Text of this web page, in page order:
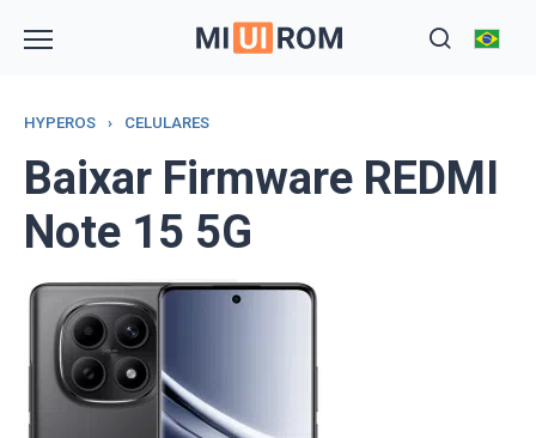
HYPEROS › CELULARES
Baixar Firmware REDMI
Note 15 5G